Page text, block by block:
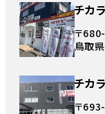
チカ
〒
鳥取
チカ
〒